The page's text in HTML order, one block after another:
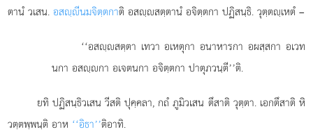
ตานํ วเสน.อสฺีนมจิตฺตกาติ อสฺสตฺตานํ อจิตฺตกา ปฏิสนฺธิ. วุตฺตฺเหตํ –
‘‘อสฺสตฺตา เทวา อเหตุกา อนาหารกา อผสฺสกา อเวท
นกา อสฺกา อเจตนกา อจิตฺตกา ปาตุภวนฺตี’’ติ.
ยทิ ปฏิสนฺธิวเสน วีสติ ปุคฺคลา, กถํ ภูมิวเสน ตึสาติ วุตฺตา. เอกตึสาติ หิ
วตฺตพฺพนฺติ อาห ‘‘อิธา’’ติอาทิ.